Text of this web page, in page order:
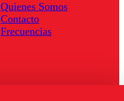
Quienes Somos
Contacto
Frecuencias